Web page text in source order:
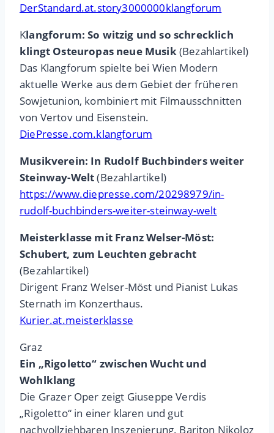
DerStandard.at.story3000000klangforum
Klangforum: So witzig und so schrecklich
klingt Osteuropas neue Musik(Bezahlartikel)
Das Klangforum spielte bei Wien Modern
aktuelle Werke aus dem Gebiet der früheren
Sowjetunion, kombiniert mit Filmausschnitten
von Vertov und Eisenstein.
DiePresse.com.klangforum
Musikverein: In Rudolf Buchbinders weiter
Steinway-Welt(Bezahlartikel)
https://www.diepresse.com/20298979/in-
rudolf-buchbinders-weiter-steinway-welt
Meisterklasse mit Franz Welser-Möst:
Schubert, zum Leuchten gebracht
(Bezahlartikel)
Dirigent Franz Welser-Möst und Pianist Lukas
Sternath im Konzerthaus.
Kurier.at.meisterklasse
Graz
Ein „Rigoletto“ zwischen Wucht und
Wohlklang
Die Grazer Oper zeigt Giuseppe Verdis
„Rigoletto“ in einer klaren und gut
nachvollziehbaren Inszenierung. Bariton Nikoloz